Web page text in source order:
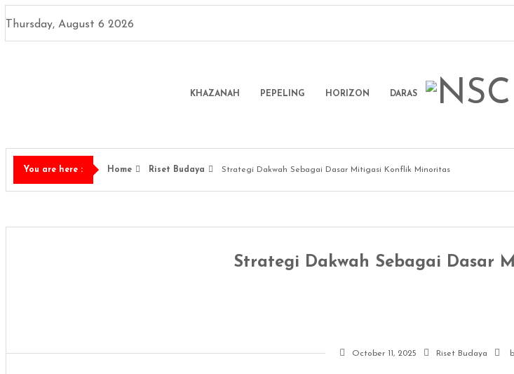
to
Thursday, August 6 2026
KHAZANAH PEPELING HORIZON DARAS
You are here : Home Riset Budaya Strategi Dakwah Sebagai Dasar Mitigasi Konflik Minoritas
Strategi Dakwah Sebagai Dasar
October 11, 2025 Riset Budaya